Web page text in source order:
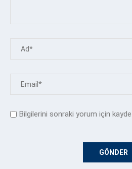
Bilgilerini sonraki yorum için